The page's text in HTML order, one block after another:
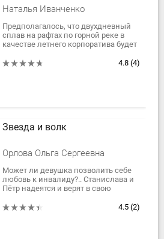
Наталья Иванченко
Предполагалось, что двухдневный
сплав на рафтах по горной реке в
качестве летнего корпоратива будет
сотрудников компании. Но на реке...
4.8 (4)
Звезда и волк
Орлова Ольга Сергеевна
Может ли девушка позволить себе
любовь к инвалиду?.. Станислава и
Пётр надеятся и верят в свою
4.5 (2)